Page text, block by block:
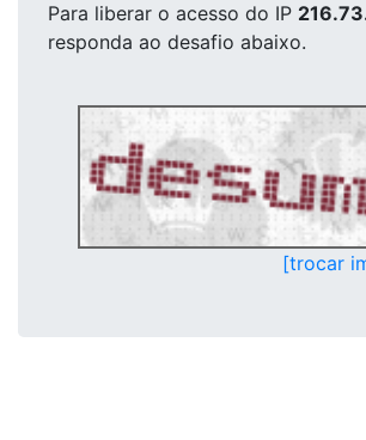
Para liberar o acesso do IP
responda ao desafio abaixo.
[trocar